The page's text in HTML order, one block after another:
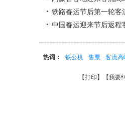
铁路春运节后第一轮客
中国春运迎来节后返程
热词： 铁公机 售票 客流高
【打印 】【我要